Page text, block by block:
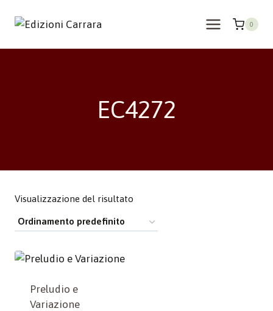
0
EC4272
Visualizzazione del risultato
Preludio e
Variazione